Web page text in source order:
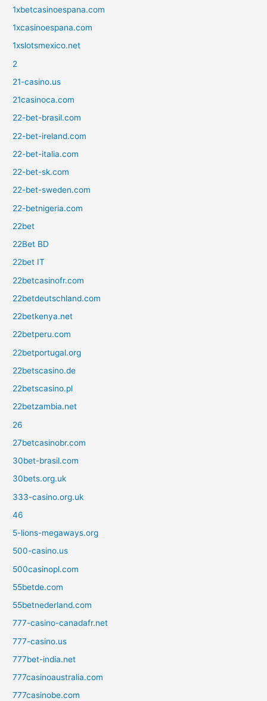
1xbetcasinoespana.com
1xcasinoespana.com
1xslotsmexico.net
2
21-casino.us
21casinoca.com
22-bet-brasil.com
22-bet-ireland.com
22-bet-italia.com
22-bet-sk.com
22-bet-sweden.com
22-betnigeria.com
22bet
22Bet BD
22bet IT
22betcasinofr.com
22betdeutschland.com
22betkenya.net
22betperu.com
22betportugal.org
22betscasino.de
22betscasino.pl
22betzambia.net
26
27betcasinobr.com
30bet-brasil.com
30bets.org.uk
333-casino.org.uk
46
5-lions-megaways.org
500-casino.us
500casinopl.com
55betde.com
55betnederland.com
777-casino-canadafr.net
777-casino.us
777bet-india.net
777casinoaustralia.com
777casinobe.com